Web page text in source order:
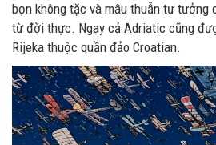
bọn không tặc và mâu thuẫn tư tưởng
từ đời thực. Ngay cả Adriatic cũng
Rijeka thuộc quần đảo Croatian.